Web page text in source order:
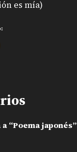
es mía)
“Poema japonés”